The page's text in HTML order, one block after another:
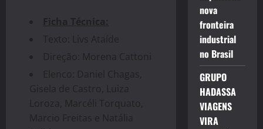
Ficha Técnica:
Texto: Livs Ataíde
Direção: Morena Cattoni
Elenco: Daniel Chagas,
Gisela de Castro, Luiza
Loroza, Marcéli Torquato,
Marcio Freitas e Natália
nova
fronteira
industrial
no Brasil
GRUPO
HADASSA
VIAGENS
VIRA